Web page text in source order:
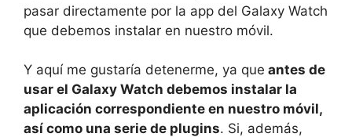
pasar directamente por la app del Galaxy Watch
que debemos instalar en nuestro móvil.
Y aquí me gustaría detenerme, ya que antes de
usar el Galaxy Watch debemos instalar la
aplicación correspondiente en nuestro móvil,
así como una serie de plugins. Si, además,